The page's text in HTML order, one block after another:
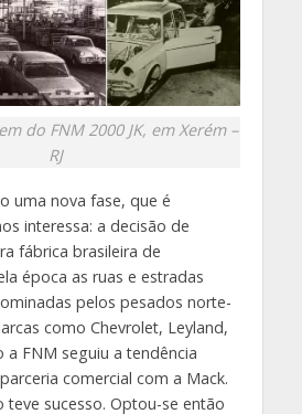
do FNM 2000 JK, em Xerém –
RJ
uma nova fase, que é
interessa: a decisão de
fábrica brasileira de
época as ruas e estradas
pelos pesados norte-
como Chevrolet, Leyland,
a FNM seguiu a tendência
comercial com a Mack.
teve sucesso. Optou-se então